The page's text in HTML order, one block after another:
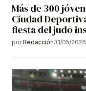
Más de 300
Ciudad
fiesta del judo
por Redacción31/05/